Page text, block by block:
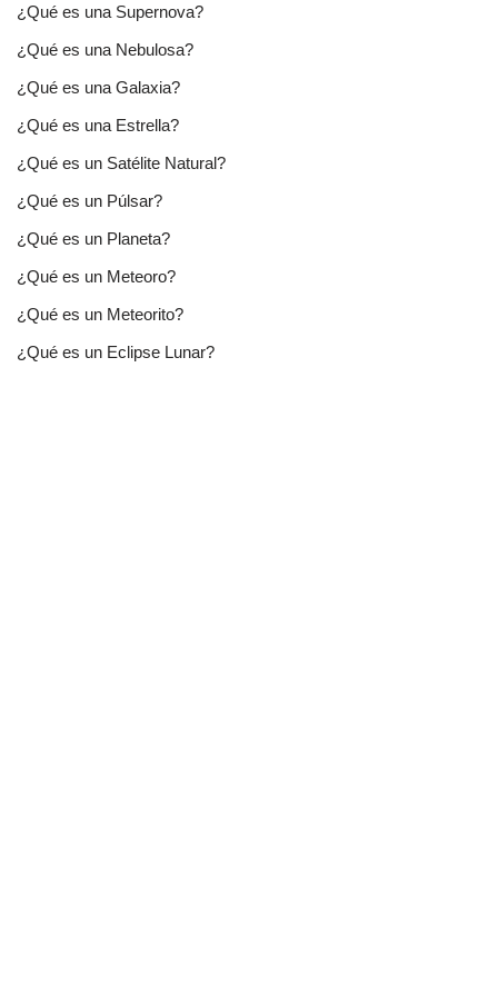
¿Qué es una Supernova?
¿Qué es una Nebulosa?
¿Qué es una Galaxia?
¿Qué es una Estrella?
¿Qué es un Satélite Natural?
¿Qué es un Púlsar?
¿Qué es un Planeta?
¿Qué es un Meteoro?
¿Qué es un Meteorito?
¿Qué es un Eclipse Lunar?